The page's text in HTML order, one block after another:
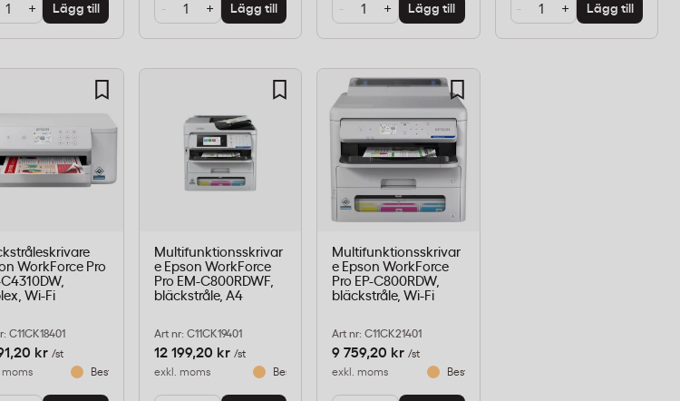
+ Lägg till - + Lägg till - + Lägg till - + Lägg till
WorkForce Pro
Wi-Fi
C11CK18401
kr /st
moms
Beställningsvara
Multifunktionsskrivar
e Epson WorkForce
Pro EM-C800RDWF,
bläckstråle, A4
Art nr: C11CK19401
12 199,20 kr /st
exkl. moms
Beställningsvara
Multifunktionsskrivar
e Epson WorkForce
Pro EP-C800RDW,
bläckstråle, Wi-Fi
Art nr: C11CK21401
9 759,20 kr /st
exkl. moms
Beställningsvara